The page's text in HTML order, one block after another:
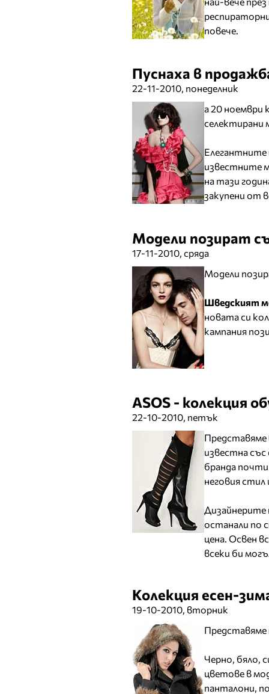
повече.
Пуснаха в
22-11-2010, понеделник
а 20 ноември
селектирани
Елегантните
известните
на тази
закупени от
Модели позират
17-11-2010, сряда
Модели
Шведският
новата си
кампания
ASOS - колекция
22-10-2010, петък
Представяме
известна със
бранда
неговия стил
Дизайнерите
останали по
цена. Освен
всеки би
Колекция есен-
19-10-2010, вторник
Представяме
Черно, бяло,
цветове в
панталони,